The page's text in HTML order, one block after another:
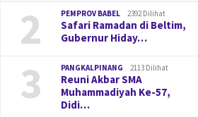
2 PEMPROV BABEL 2392 Dilihat
Safari Ramadan di Beltim,
Gubernur Hiday…
3 PANGKALPINANG 2113 Dilihat
Reuni Akbar SMA
Muhammadiyah Ke-57,
Didi…